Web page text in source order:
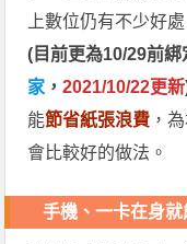
上數位仍有不少好
(目前更為10/29前
家 ，2021/10/22更新
能節省紙張浪費 ，
會比較好的做法。
手機、一卡在身